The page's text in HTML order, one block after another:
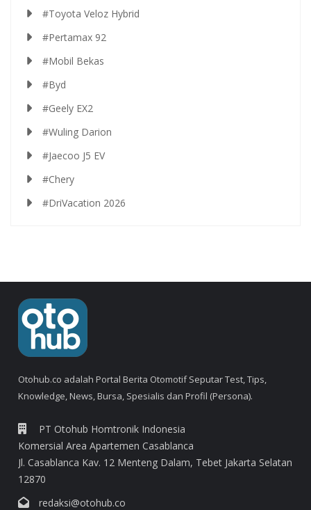
#Toyota Veloz Hybrid
#Pertamax 92
#Mobil Bekas
#Byd
#Geely EX2
#Wuling Darion
#Jaecoo J5 EV
#Chery
#DriVacation 2026
Otohub.co adalah Portal Berita Otomotif Seputar Test, Tips,
Knowledge, News, Bursa, Spesialis dan Profil (Persona).
PT Otohub Homtronik Indonesia
Komersial Area Apartemen Casablanca
Jl. Casablanca Kav. 12 Menteng Dalam, Tebet Jakarta Selatan
12870
redaksi@otohub.co